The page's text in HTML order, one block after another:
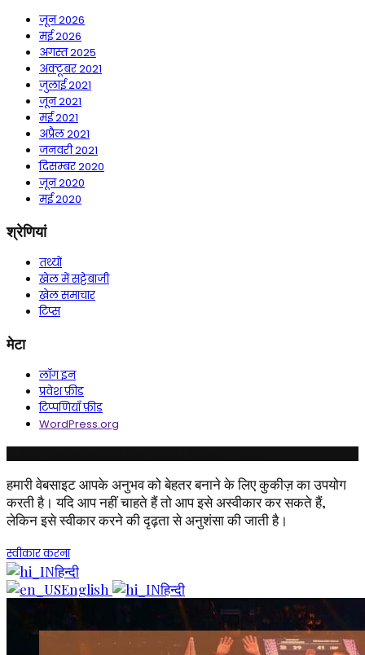
जून 2026
मई 2026
अगस्त 2025
अक्टूबर 2021
जुलाई 2021
जून 2021
मई 2021
अप्रैल 2021
जनवरी 2021
दिसम्बर 2020
जून 2020
मई 2020
श्रेणियां
तथ्यों
खेल में सट्टेबाजी
खेल समाचार
टिप्स
मेटा
लॉग इन
प्रवेश फ़ीड
टिप्पणियाँ फ़ीड
WordPress.org
हमारी वेबसाइट आपके अनुभव को बेहतर बनाने के लिए कुकीज़ का उपयोग
करती है। यदि आप नहीं चाहते हैं तो आप इसे अस्वीकार कर सकते हैं,
लेकिन इसे स्वीकार करने की दृढ़ता से अनुशंसा की जाती है।
स्वीकार करना
हिन्दी
English
हिन्दी